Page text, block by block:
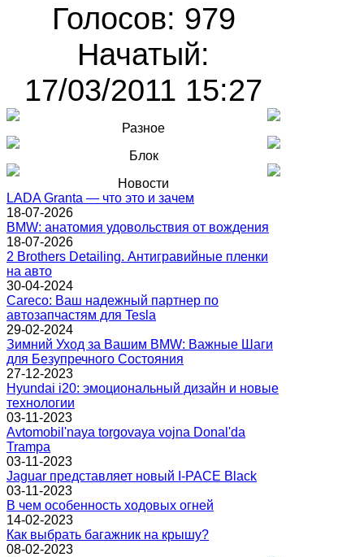
Голосов: 979
Начатый:
17/03/2011 15:27
Разное
Блок
Новости
LADA Granta — что это и зачем
18-07-2026
BMW: анатомия удовольствия от вождения
18-07-2026
2 Brothers Detailing. Антигравийные пленки
на авто
30-04-2024
Careco: Ваш надежный партнер по
автозапчастям для Tesla
29-02-2024
Зимний Уход за Вашим BMW: Важные Шаги
для Безупречного Состояния
27-12-2023
Hyundai i20: эмоциональный дизайн и новые
технологии
03-11-2023
Avtomobil'naya torgovaya vojna Donal'da
Trampa
03-11-2023
Jaguar представляет новый I-PACE Black
03-11-2023
В чем особенность ходовых огней
14-02-2023
Как выбрать багажник на крышу?
08-02-2023